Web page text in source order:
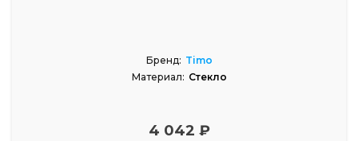
Бренд: Timo
Материал: Стекло
4 042 ₽